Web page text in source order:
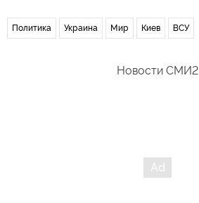
Политика Украина Мир Киев ВСУ
Новости СМИ2